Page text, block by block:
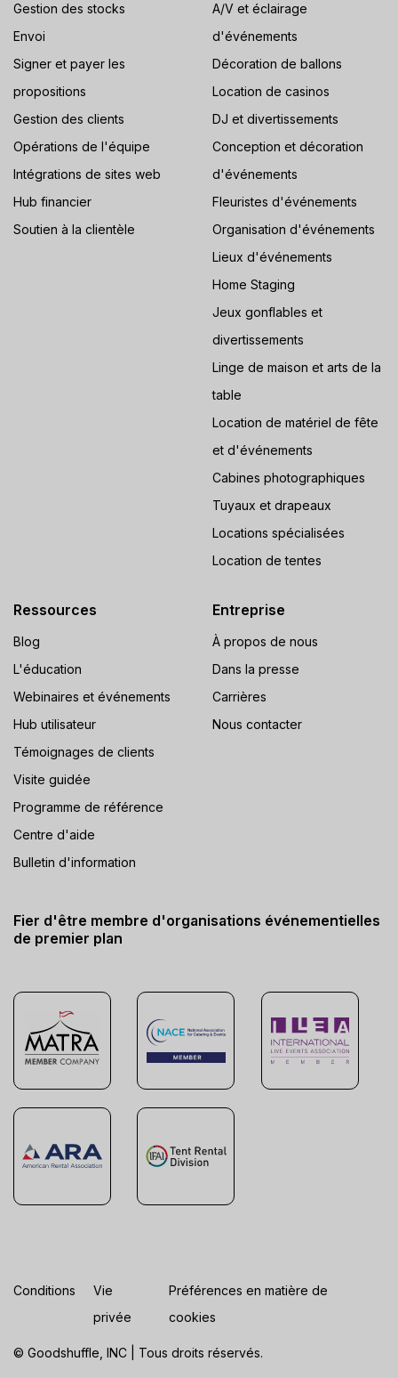
Gestion des stocks
Envoi
Signer et payer les
propositions
Gestion des clients
Opérations de l'équipe
Intégrations de sites web
Hub financier
Soutien à la clientèle
A/V et éclairage
d'événements
Décoration de ballons
Location de casinos
DJ et divertissements
Conception et décoration
d'événements
Fleuristes d'événements
Organisation d'événements
Lieux d'événements
Home Staging
Jeux gonflables et
divertissements
Linge de maison et arts de la
table
Location de matériel de fête
et d'événements
Cabines photographiques
Tuyaux et drapeaux
Locations spécialisées
Location de tentes
Ressources
Blog
L'éducation
Webinaires et événements
Hub utilisateur
Témoignages de clients
Visite guidée
Programme de référence
Centre d'aide
Bulletin d'information
Entreprise
À propos de nous
Dans la presse
Carrières
Nous contacter
Fier d'être membre d'organisations événementielles
de premier plan
© Goodshuffle, INC | Tous droits réservés.
Conditions
Vie
privée
Préférences en matière de
cookies